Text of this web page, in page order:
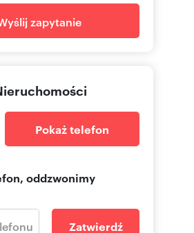
zapytanie
Pokaż telefon
oddzwonimy
Zatwierdź